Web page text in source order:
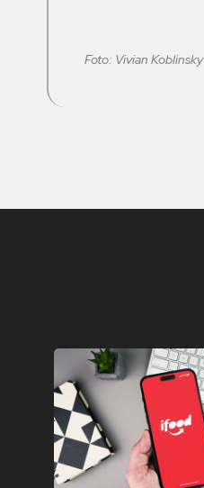
Foto: Vivian Koblinsky